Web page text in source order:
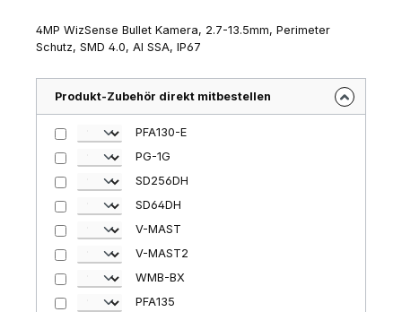
4MP WizSense Bullet Kamera, 2.7-13.5mm, Perimeter
Schutz, SMD 4.0, AI SSA, IP67
Produkt-Zubehör direkt mitbestellen
PFA130-E
PG-1G
SD256DH
SD64DH
V-MAST
V-MAST2
WMB-BX
PFA135